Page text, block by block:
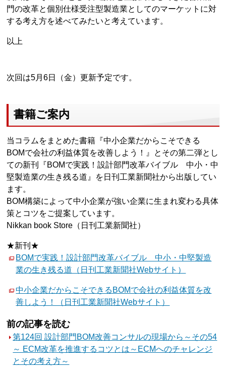
門の改革と個別仕様受注型製造業としてのマーケットに対
する考え方を述べてみたいと考えています。
以上
次回は5月6日（金）更新予定です。
書籍ご案内
当コラムをまとめた書籍『中小企業だからこそできる
BOMで会社の利益体質を改善しよう！』とその第二弾とし
ての新刊『BOMで実践！設計部門改革バイブル 中小・中
堅製造業の生き残る道』を日刊工業新聞社から出版してい
ます。
BOM構築によって中小企業が強い企業に生まれ変わる具体
策とコツをご提案しています。
Nikkan book Store（日刊工業新聞社）
★新刊★
BOMで実践！設計部門改革バイブル 中小・中堅製造
業の生き残る道（日刊工業新聞社Webサイト）
中小企業だからこそできるBOMで会社の利益体質を改
善しよう！（日刊工業新聞社Webサイト）
前の記事を読む
第124回 設計部門BOM改善コンサルの現場から～その54
～ ECM改革を推進するコツとは～ECMへのチャレンジ
とその考え方～